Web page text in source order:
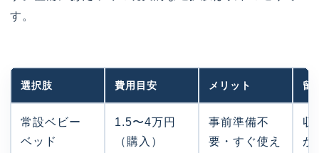
す。
選択肢 費用目安 メリット 留
常設ベビー
ベッド
1.5〜4万円
（購入）
事前準備不
要・すぐ使え
収
が